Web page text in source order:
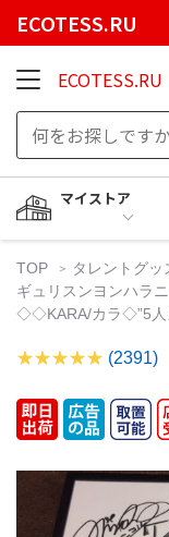
ECOTESS.RU
ECOTESS.RU
マイストア
TOP タレントグッ
ギュリスンヨンハラ
◇◇KARA/カラ◇”5人
(2391)